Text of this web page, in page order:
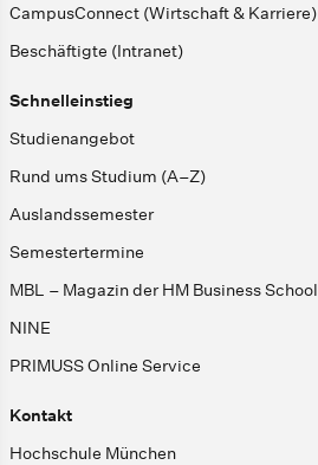
CampusConnect (Wirtschaft & Karriere)
Beschäftigte (Intranet)
Schnelleinstieg
Studienangebot
Rund ums Studium (A–Z)
Auslandssemester
Semestertermine
MBL – Magazin der HM Business School
NINE
PRIMUSS Online Service
Kontakt
Hochschule München